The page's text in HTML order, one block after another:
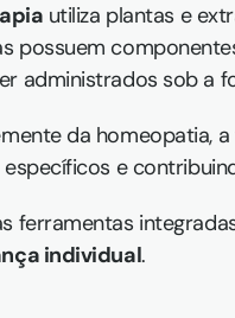
utiliza plantas e
possuem
administrados sob a
da homeopatia,
e
ferramentas
individual.